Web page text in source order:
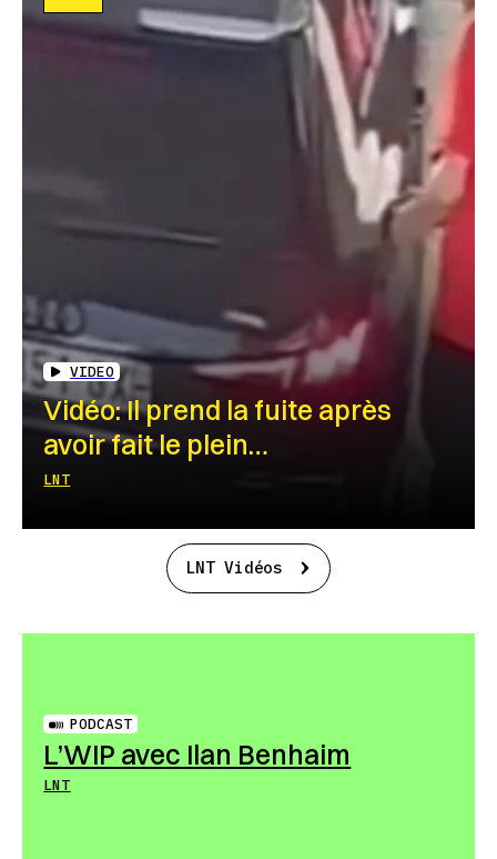
VIDEO
Vidéo: Il prend la fuite après
avoir fait le plein…
LNT
LNT Vidéos
PODCAST
L’WIP avec Ilan Benhaim
LNT